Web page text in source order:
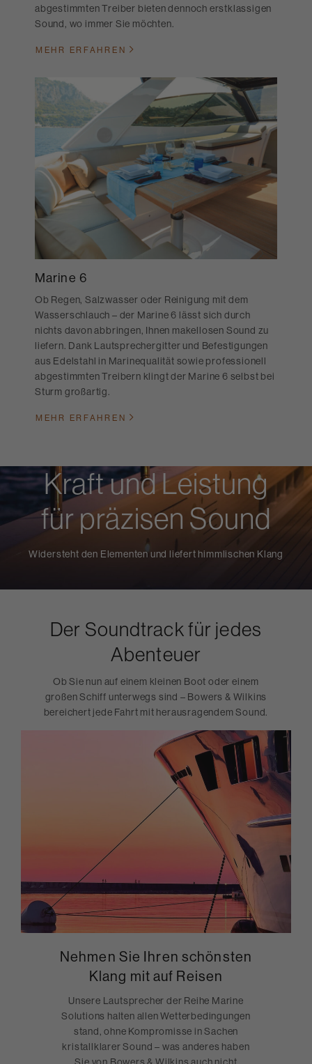
abgestimmten Treiber bieten dennoch erstklassigen
Sound, wo immer Sie möchten.
MEHR ERFAHREN
Marine 6
Ob Regen, Salzwasser oder Reinigung mit dem
Wasserschlauch – der Marine 6 lässt sich durch
nichts davon abbringen, Ihnen makellosen Sound zu
liefern. Dank Lautsprechergitter und Befestigungen
aus Edelstahl in Marinequalität sowie professionell
abgestimmten Treibern klingt der Marine 6 selbst bei
Sturm großartig.
MEHR ERFAHREN
Kraft und Leistung
für präzisen Sound
Widersteht den Elementen und liefert himmlischen Klang
Der Soundtrack für jedes
Abenteuer
Ob Sie nun auf einem kleinen Boot oder einem
großen Schiff unterwegs sind – Bowers & Wilkins
bereichert jede Fahrt mit herausragendem Sound.
Nehmen Sie Ihren schönsten
Klang mit auf Reisen
Unsere Lautsprecher der Reihe Marine
Solutions halten allen Wetterbedingungen
stand, ohne Kompromisse in Sachen
kristallklarer Sound – was anderes haben